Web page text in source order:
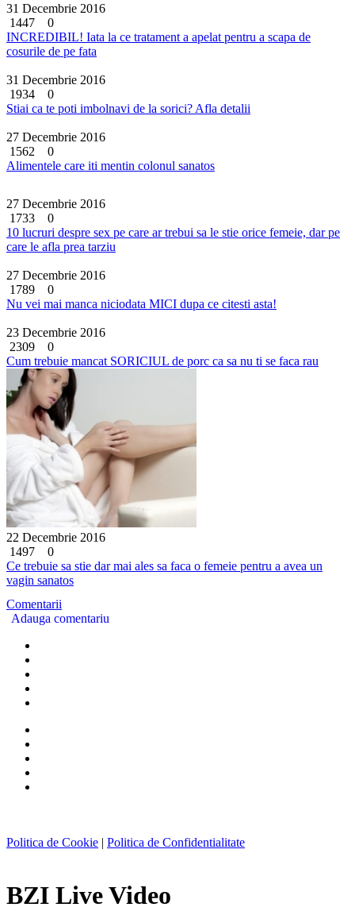
31 Decembrie 2016
1447
0
INCREDIBIL! Iata la ce tratament a apelat pentru a scapa de
cosurile de pe fata
31 Decembrie 2016
1934
0
Stiai ca te poti imbolnavi de la sorici? Afla detalii
27 Decembrie 2016
1562
0
Alimentele care iti mentin colonul sanatos
27 Decembrie 2016
1733
0
10 lucruri despre sex pe care ar trebui sa le stie orice femeie, dar pe
care le afla prea tarziu
27 Decembrie 2016
1789
0
Nu vei mai manca niciodata MICI dupa ce citesti asta!
23 Decembrie 2016
2309
0
Cum trebuie mancat SORICIUL de porc ca sa nu ti se faca rau
22 Decembrie 2016
1497
0
Ce trebuie sa stie dar mai ales sa faca o femeie pentru a avea un
vagin sanatos
Comentarii
Adauga comentariu
Politica de Cookie | Politica de Confidentialitate
BZI Live Video